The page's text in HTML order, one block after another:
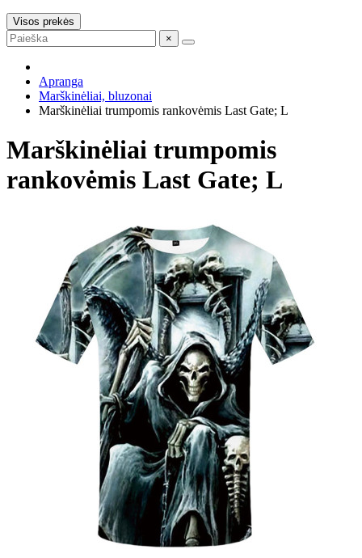
Visos prekės
×
Apranga
Marškinėliai, bluzonai
Marškinėliai trumpomis rankovėmis Last Gate; L
Marškinėliai trumpomis
rankovėmis Last Gate; L